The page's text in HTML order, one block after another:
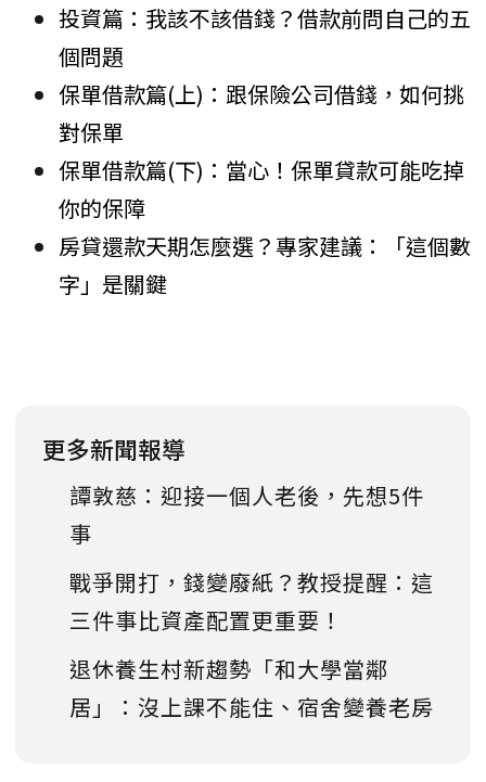
投資篇：我該不該借錢？借款前問自己的五
個問題
保單借款篇(上)：跟保險公司借錢，如何挑
對保單
保單借款篇(下)：當心！保單貸款可能吃掉
你的保障
房貸還款天期怎麼選？專家建議：「這個數
字」是關鍵
更多新聞報導
譚敦慈：迎接一個人老後，先想5件
事
戰爭開打，錢變廢紙？教授提醒：這
三件事比資產配置更重要！
退休養生村新趨勢「和大學當鄰
居」：沒上課不能住、宿舍變養老房